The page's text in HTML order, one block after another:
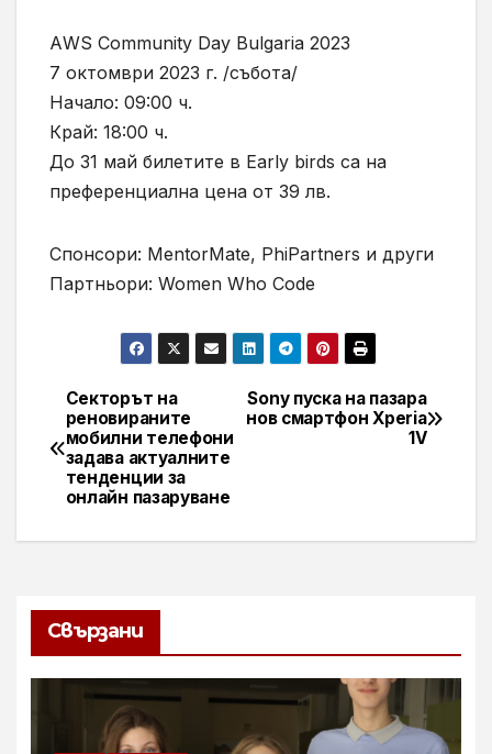
АWS Community Day Bulgaria 2023
7 октомври 2023 г. /събота/
Начало: 09:00 ч.
Край: 18:00 ч.
До 31 май билетите в Early birds са на
преференциална цена от 39 лв.
Спонсори: MentorMate, PhiPartners и други
Партньори: Women Who Code
Навигация
Sony пуска на пазара
нов смартфон Xperia
1V
Секторът на
реновираните
мобилни телефони
задава актуалните
тенденции за
онлайн пазаруване
Свързани